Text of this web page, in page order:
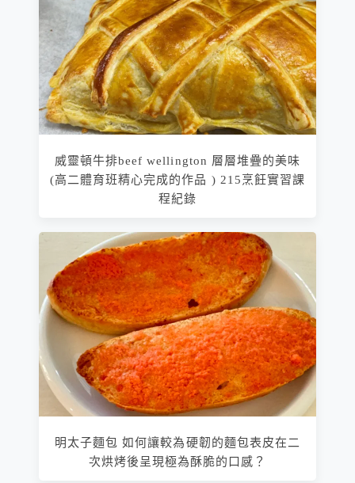
威靈頓牛排beef wellington 層層堆疊的美味
(高二體育班精心完成的作品 ) 215烹飪實習課
程紀錄
明太子麵包 如何讓較為硬韌的麵包表皮在二
次烘烤後呈現極為酥脆的口感？